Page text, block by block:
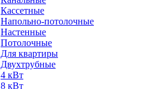
Кассетные
Напольно-потолочные
Настенные
Потолочные
Для квартиры
Двухтрубные
4 кВт
8 кВт